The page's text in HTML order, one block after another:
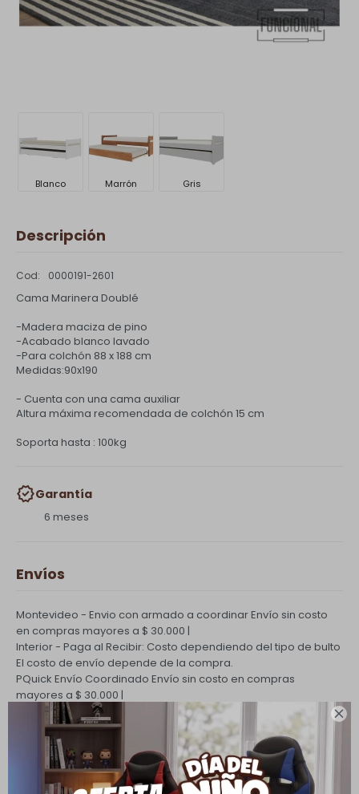

Blanco Marrón Gris
Descripción
0000191-2601
Cama Marinera Doublé
-Madera maciza de pino
-Acabado blanco lavado
-Para colchón 88 x 188 cm
Medidas:90x190
- Cuenta con una cama auxiliar
Altura máxima recomendada de colchón 15 cm
Soporta hasta : 100kg
Garantía
6 meses
Envíos
Montevideo - Envio con armado a coordinarEnvío sin costo
en compras mayores a $ 30.000 |
Interior - Paga al Recibir: Costo dependiendo del tipo de bulto
El costo de envío depende de la compra.
PQuick Envío Coordinado Envío sin costo en compras
mayores a $ 30.000 |
Cambios y Devoluciones
Todas las compras realizadas tienen un plazo de 5 días para
su cambio.